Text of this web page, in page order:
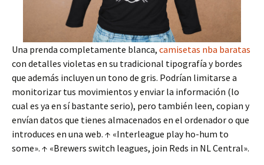
Una prenda completamente blanca, camisetas nba baratas
con detalles violetas en su tradicional tipografía y bordes
que además incluyen un tono de gris. Podrían limitarse a
monitorizar tus movimientos y enviar la información (lo
cual es ya en sí bastante serio), pero también leen, copian y
envían datos que tienes almacenados en el ordenador o que
introduces en una web. ↑ «Interleague play ho-hum to
some». ↑ «Brewers switch leagues, join Reds in NL Central».